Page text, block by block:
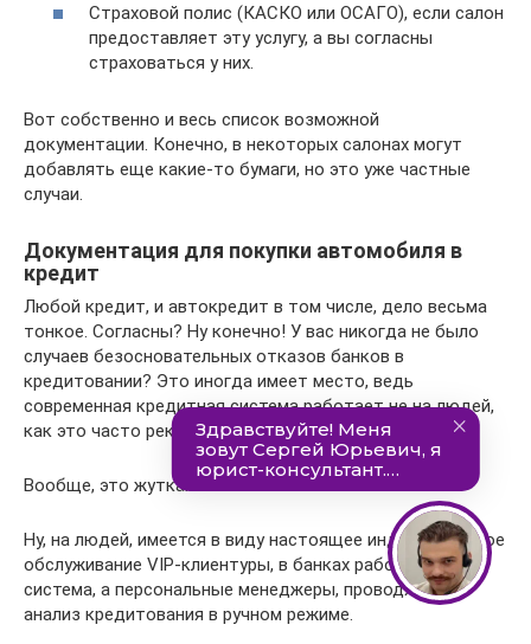
Страховой полис (КАСКО или ОСАГО), если салон
предоставляет эту услугу, а вы согласны
страховаться у них.
Вот собственно и весь список возможной
документации. Конечно, в некоторых салонах могут
добавлять еще какие-то бумаги, но это уже частные
случаи.
Документация для покупки автомобиля в
кредит
Любой кредит, и автокредит в том числе, дело весьма
тонкое. Согласны? Ну конечно! У вас никогда не было
случаев безосновательных отказов банков в
кредитовании? Это иногда имеет место, ведь
современная кредитная система работает не на людей,
как это часто рекламируют, а сама на себя.
Вообще, это жуткая банковская тайна!
Ну, на людей, имеется в виду настоящее индивидуальное
обслуживание VIP-клиентуры, в банках работает не
система, а персональные менеджеры, проводящие
анализ кредитования в ручном режиме.